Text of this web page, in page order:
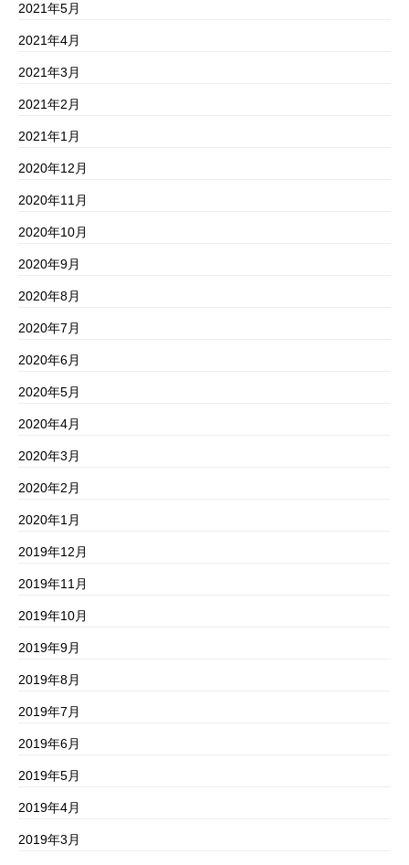
2021年5月
2021年4月
2021年3月
2021年2月
2021年1月
2020年12月
2020年11月
2020年10月
2020年9月
2020年8月
2020年7月
2020年6月
2020年5月
2020年4月
2020年3月
2020年2月
2020年1月
2019年12月
2019年11月
2019年10月
2019年9月
2019年8月
2019年7月
2019年6月
2019年5月
2019年4月
2019年3月